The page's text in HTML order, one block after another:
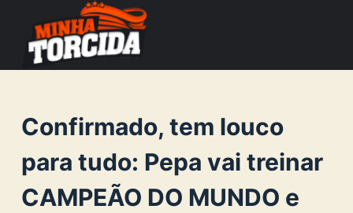
o
o
n
Confirmado, tem louco
para tudo: Pepa vai treinar
CAMPEÃO DO MUNDO e